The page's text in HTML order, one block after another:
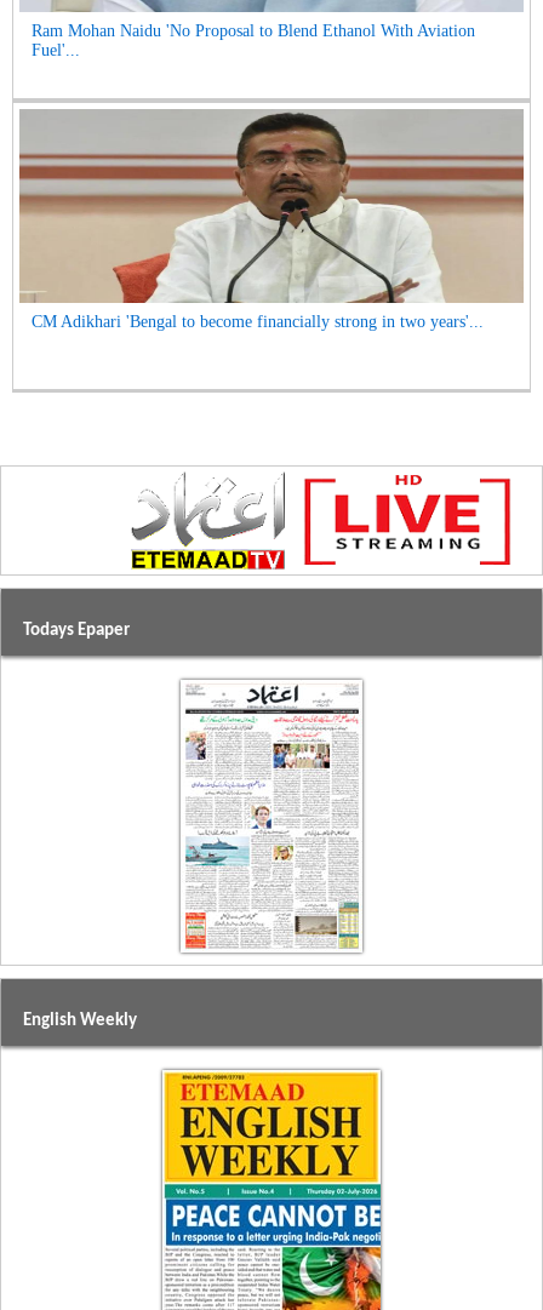
Ram Mohan Naidu 'No Proposal to Blend Ethanol With Aviation
Fuel'...
CM Adikhari 'Bengal to become financially strong in two years'...
Todays Epaper
English Weekly